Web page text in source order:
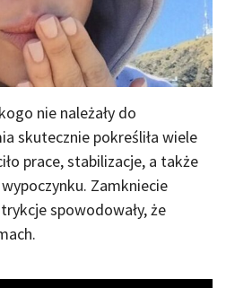
nie należały do
skutecznie pokreśliła wiele
prace, stabilizacje, a także
Zamkniecie
spowodowały, że